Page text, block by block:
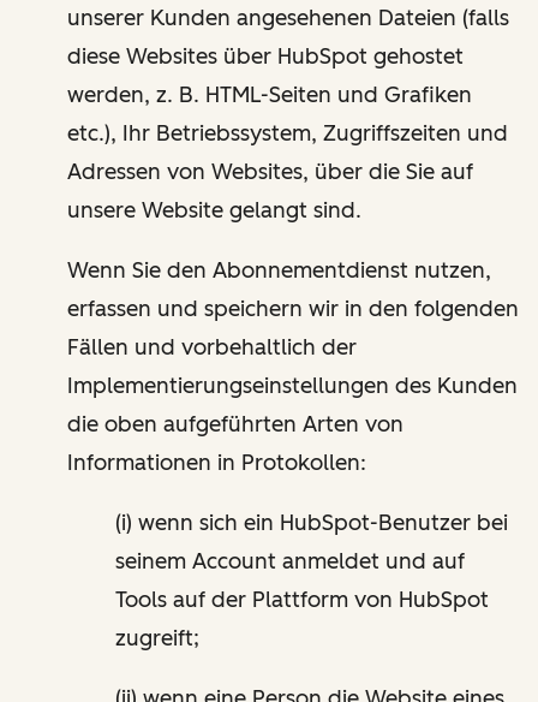
unserer Kunden angesehenen Dateien (falls
diese Websites über HubSpot gehostet
werden, z. B. HTML-Seiten und Grafiken
etc.), Ihr Betriebssystem, Zugriffszeiten und
Adressen von Websites, über die Sie auf
unsere Website gelangt sind.
Wenn Sie den Abonnementdienst nutzen,
erfassen und speichern wir in den folgenden
Fällen und vorbehaltlich der
Implementierungseinstellungen des Kunden
die oben aufgeführten Arten von
Informationen in Protokollen:
(i) wenn sich ein HubSpot-Benutzer bei
seinem Account anmeldet und auf
Tools auf der Plattform von HubSpot
zugreift;